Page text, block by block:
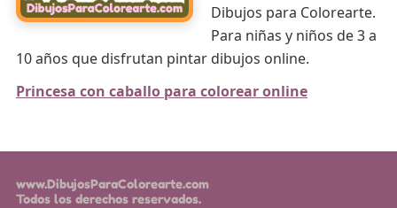
Dibujos para Colorearte.
Para niñas y niños de 3 a
10 años que disfrutan pintar dibujos online.
Princesa con caballo para colorear online
www.DibujosParaColorearte.com
Todos los derechos reservados.